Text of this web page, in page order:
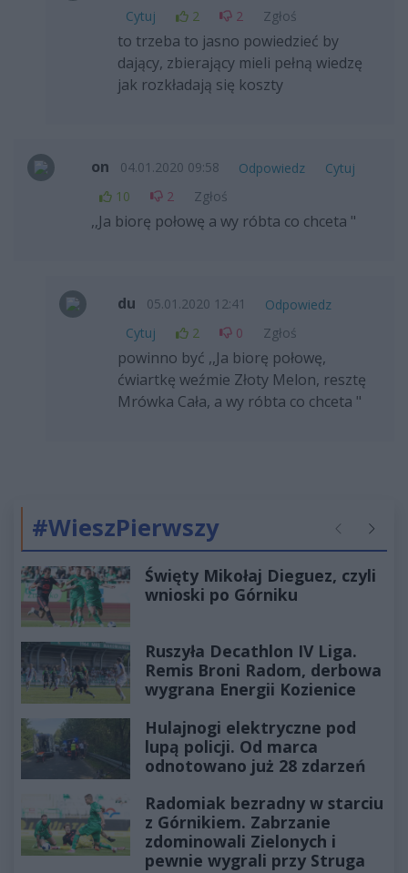
Cytuj
2 2 Zgłoś
to trzeba to jasno powiedzieć by
dający, zbierający mieli pełną wiedzę
jak rozkładają się koszty
on 04.01.2020 09:58 Odpowiedz
Cytuj
10
2 Zgłoś
,,Ja biorę połowę a wy róbta co chceta "
du 05.01.2020 12:41
Odpowiedz
Cytuj
2 0 Zgłoś
powinno być ,,Ja biorę połowę,
ćwiartkę weźmie Złoty Melon, resztę
Mrówka Cała, a wy róbta co chceta "
#WieszPierwszy Poprzednie
Święty Mikołaj Dieguez, czyli
wnioski po Górniku
Ruszyła Decathlon IV Liga.
Remis Broni Radom, derbowa
wygrana Energii Kozienice
Hulajnogi elektryczne pod
lupą policji. Od marca
odnotowano już 28 zdarzeń
Radomiak bezradny w starciu
z Górnikiem. Zabrzanie
zdominowali Zielonych i
pewnie wygrali przy Struga